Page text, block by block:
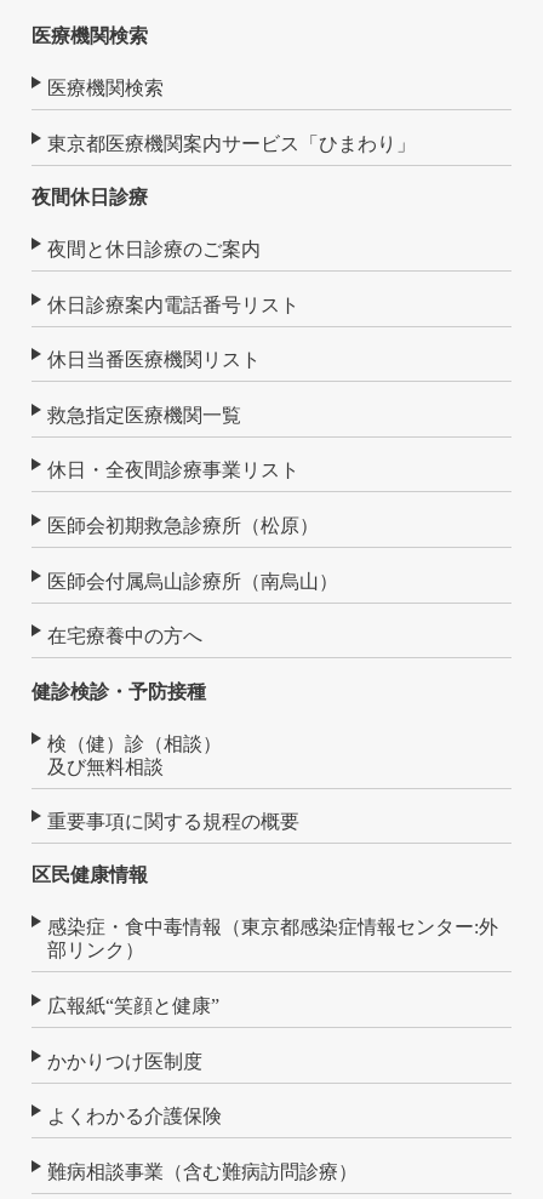
医療機関検索
医療機関検索
東京都医療機関案内サービス「ひまわり」
夜間休日診療
夜間と休日診療のご案内
休日診療案内電話番号リスト
休日当番医療機関リスト
救急指定医療機関一覧
休日・全夜間診療事業リスト
医師会初期救急診療所（松原）
医師会付属烏山診療所（南烏山）
在宅療養中の方へ
健診検診・予防接種
検（健）診（相談）
及び無料相談
重要事項に関する規程の概要
区民健康情報
感染症・食中毒情報（東京都感染症情報センター:外
部リンク）
広報紙“笑顔と健康”
かかりつけ医制度
よくわかる介護保険
難病相談事業（含む難病訪問診療）